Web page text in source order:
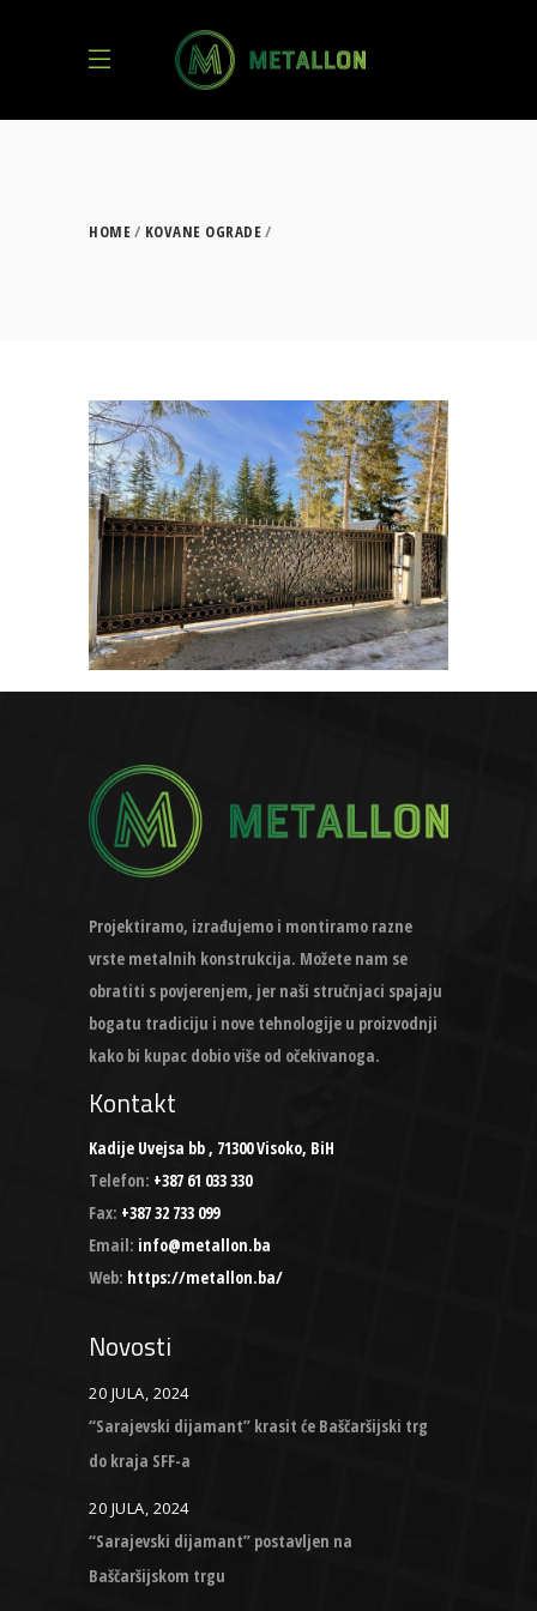
HOME KOVANE OGRADE
Projektiramo, izrađujemo i montiramo razne
vrste metalnih konstrukcija. Možete nam se
obratiti s povjerenjem, jer naši stručnjaci spajaju
bogatu tradiciju i nove tehnologije u proizvodnji
kako bi kupac dobio više od očekivanoga.
Kontakt
Kadije Uvejsa bb , 71300 Visoko, BiH
Telefon: +387 61 033 330
Fax: +387 32 733 099
Email: info@metallon.ba
Web: https://metallon.ba/
Novosti
20 JULA, 2024
“Sarajevski dijamant” krasit će Baščaršijski trg
do kraja SFF-a
20 JULA, 2024
“Sarajevski dijamant” postavljen na
Baščaršijskom trgu